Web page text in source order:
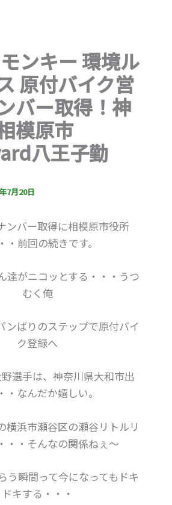
ンキー 環境ル
原付バイク営
バー取得！神
模原市
八王子勤
7月20日
ンバー取得に相模原市役所
・前回の続きです。
達がニコッとする・・・うつ
むく俺
ンばりのステップで原付バイ
ク登録へ
選手は、神奈川県大和市出
・なんだか嬉しい。
横浜市瀬谷区の瀬谷リトルリ
・・そんなの関係ねぇ～
う瞬間って今になってもドキ
ドキする・・・